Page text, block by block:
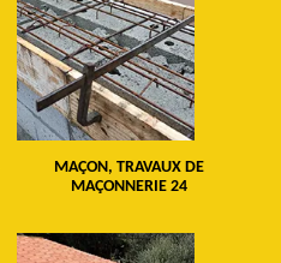
MAÇON, TRAVAUX DE
MAÇONNERIE 24